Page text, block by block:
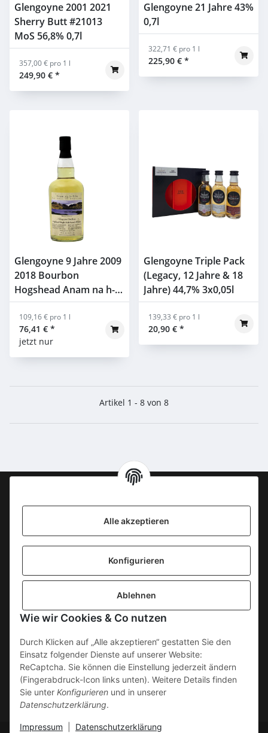
Alle akzeptieren
Konfigurieren
Ablehnen
Wie wir Cookies & Co nutzen
Durch Klicken auf „Alle akzeptieren“ gestatten Sie den
Einsatz folgender Dienste auf unserer Website:
ReCaptcha. Sie können die Einstellung jederzeit ändern
(Fingerabdruck-Icon links unten). Weitere Details finden
Sie unter Konfigurieren und in unserer
Datenschutzerklärung.
Impressum Datenschutzerklärung
Glengoyne 2001 2021
Sherry Butt #21013
MoS 56,8% 0,7l
249,90 € *
357,00 € pro 1 l
Glengoyne 21 Jahre 43%
0,7l
225,90 € *
322,71 € pro 1 l
Glengoyne 9 Jahre 2009
2018 Bourbon
Hogshead Anam na h-
Alba 58,7% 0,7l
jetzt nur
76,41 € *
109,16 € pro 1 l
Glengoyne Triple Pack
(Legacy, 12 Jahre & 18
Jahre) 44,7% 3x0,05l
20,90 € *
139,33 € pro 1 l
Artikel 1 - 8 von 8
SICHERE ZAHLUNGSWEISEN
Gesetzliche Informationen